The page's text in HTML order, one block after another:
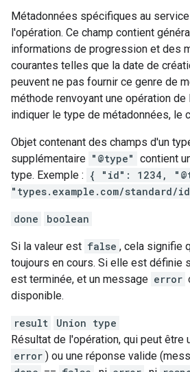
Métadonnées spécifiques au
l'opération. Ce champ contient
informations de progression et des
courantes telles que la date de
peuvent ne pas fournir ce genre de
méthode renvoyant une opération
indiquer le type de métadonnées, le
Objet contenant des champs d'un
supplémentaire "@type" contient
type. Exemple : { "id": 1234,
"types.example.com/standard/
done boolean
Si la valeur est false , cela signifie
toujours en cours. Si elle est définie
est terminée, et un message error
disponible.
result
Union type
Résultat de l'opération, qui peut être
error ) ou une réponse valide